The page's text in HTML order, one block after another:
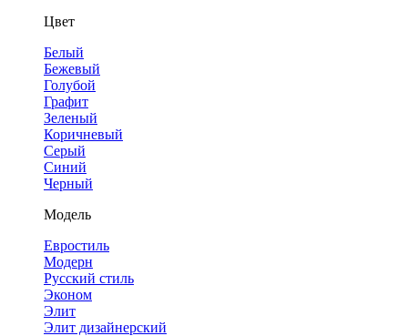
Цвет
Белый
Бежевый
Голубой
Графит
Зеленый
Коричневый
Серый
Синий
Черный
Модель
Евростиль
Модерн
Русский стиль
Эконом
Элит
Элит дизайнерский